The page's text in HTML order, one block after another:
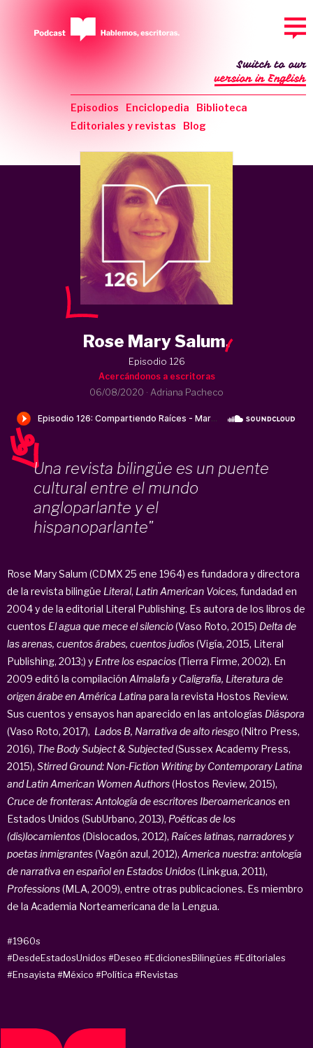
Episodios Enciclopedia
Biblioteca
Editoriales y revistas
Blog
Switch to our
version in English
Rose Mary Salum.
Episodio 126
Acercándonos a escritoras
06/08/2020 · Adriana Pacheco
Una revista bilingüe es un puente
cultural entre el mundo
angloparlante y el
hispanoparlante"
Rose Mary Salum (CDMX 25 ene 1964) es fundadora y directora
de la revista bilingüe Literal, Latin American Voices, fundadad en
2004 y de la editorial Literal Publishing. Es autora de los libros de
cuentos El agua que mece el silencio(Vaso Roto, 2015) Delta de
las arenas, cuentos árabes, cuentos judíos(Vigía, 2015, Literal
Publishing, 2013;) y Entre los espacios(Tierra Firme, 2002). En
2009 editó la compilación Almalafa y Caligrafía, Literatura de
origen árabe en América Latina para la revista Hostos Review.
Sus cuentos y ensayos han aparecido en las antologías Diáspora
(Vaso Roto, 2017), Lados B, Narrativa de alto riesgo(Nitro Press,
2016), The Body Subject & Subjected(Sussex Academy Press,
2015), Stirred Ground: Non-Fiction Writing by Contemporary Latina
and Latin American Women Authors(Hostos Review, 2015),
Cruce de fronteras: Antología de escritores Iberoamericanosen
Estados Unidos (SubUrbano, 2013), Poéticas de los
(dis)locamientos(Dislocados, 2012), Raíces latinas, narradores y
poetas inmigrantes(Vagón azul, 2012), America nuestra: antología
de narrativa en español en Estados Unidos(Linkgua, 2011),
Professions(MLA, 2009), entre otras publicaciones. Es miembro
de la Academia Norteamericana de la Lengua.
#1960s
#DesdeEstadosUnidos #Deseo #EdicionesBilingües #Editoriales
#Ensayista #México #Política #Revistas